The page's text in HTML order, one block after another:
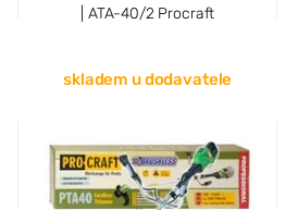
| ATA-40/2 Procraft
skladem u dodavatele